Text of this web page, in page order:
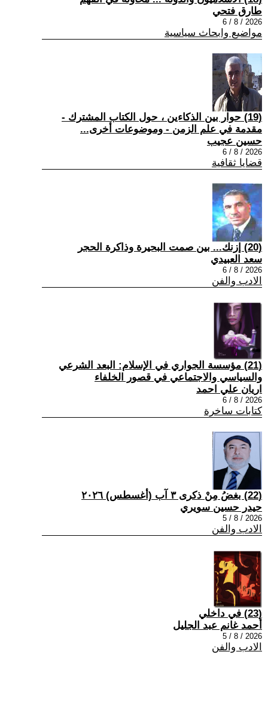
طارق فتحي
2026 / 8 / 6
مواضيع وابحاث سياسية
(19) حوار بين الذكاءين ، حول الكتاب المشترك -
مقدمة في علم الزمن - وموضوعات أخرى...
حسين عجيب
2026 / 8 / 6
قضايا ثقافية
(20) إزنك... بين صمت البحيرة وذاكرة الحجر
سعد العبيدي
2026 / 8 / 6
الادب والفن
(21) مؤسسة الجواري في الإسلام: البعد الشرعي
والسياسي والاجتماعي في قصور الخلفاء
اريان علي احمد
2026 / 8 / 6
كتابات ساخرة
(22) بغضُ مِنْ ذكرى ٣ آب (أغسطس) ٢٠٢٦
حيدر حسين سويري
2026 / 8 / 5
الادب والفن
(23) في داخلي
أحمد غانم عبد الجليل
2026 / 8 / 5
الادب والفن